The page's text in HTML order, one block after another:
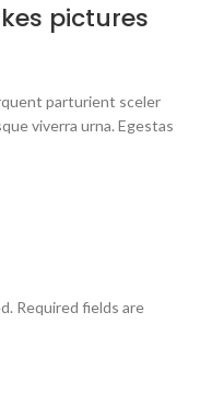
pictures
parturient sceler
viverra urna. Egestas
Required fields are